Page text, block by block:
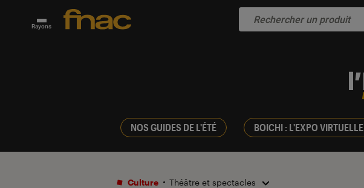
Rayons
NOS GUIDES DE L'ÉTÉ BOICHI : L'EXPO VIRTUELLE
Culture Théâtre et spectacles